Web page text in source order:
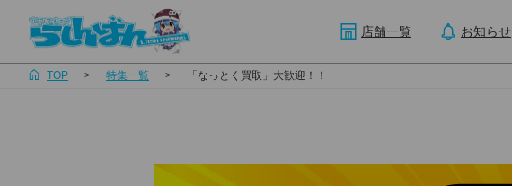
店舗一覧 お知らせ
TOP 特集一覧 「なっとく買取」大歓迎！！